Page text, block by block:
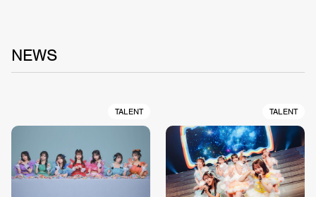
NEWS
TALENT TALENT